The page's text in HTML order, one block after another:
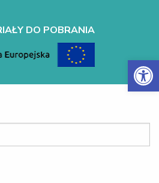
DO POBRANIA